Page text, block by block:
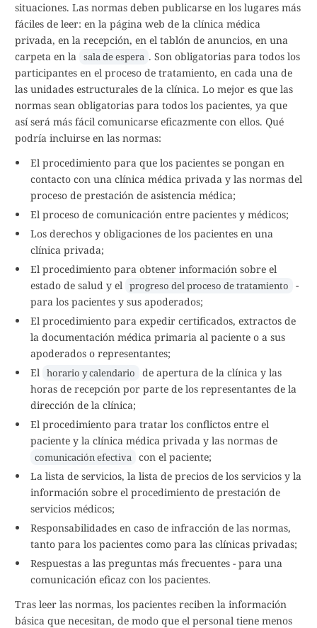
situaciones. Las normas deben publicarse en los lugares más
fáciles de leer: en la página web de la clínica médica
privada, en la recepción, en el tablón de anuncios, en una
carpeta en la sala de espera . Son obligatorias para todos los
participantes en el proceso de tratamiento, en cada una de
las unidades estructurales de la clínica. Lo mejor es que las
normas sean obligatorias para todos los pacientes, ya que
así será más fácil comunicarse eficazmente con ellos. Qué
podría incluirse en las normas:
El procedimiento para que los pacientes se pongan en
contacto con una clínica médica privada y las normas del
proceso de prestación de asistencia médica;
El proceso de comunicación entre pacientes y médicos;
Los derechos y obligaciones de los pacientes en una
clínica privada;
El procedimiento para obtener información sobre el
estado de salud y el progreso del proceso de tratamiento
-
para los pacientes y sus apoderados;
El procedimiento para expedir certificados, extractos de
la documentación médica primaria al paciente o a sus
apoderados o representantes;
El horario y calendario
de apertura de la clínica y las
horas de recepción por parte de los representantes de la
dirección de la clínica;
El procedimiento para tratar los conflictos entre el
paciente y la clínica médica privada y las normas de
comunicación efectiva con el paciente;
La lista de servicios, la lista de precios de los servicios y la
información sobre el procedimiento de prestación de
servicios médicos;
Responsabilidades en caso de infracción de las normas,
tanto para los pacientes como para las clínicas privadas;
Respuestas a las preguntas más frecuentes - para una
comunicación eficaz con los pacientes.
Tras leer las normas, los pacientes reciben la información
básica que necesitan, de modo que el personal tiene menos